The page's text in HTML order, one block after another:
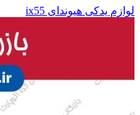
لوازم یدکی هیوندای ix55